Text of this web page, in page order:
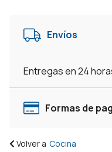
Auxiliar
Envíos
Entregas en 24
Formas de
Volver a Cocina